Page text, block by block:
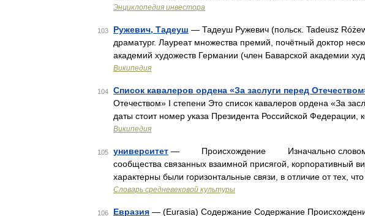
Энциклопедия инвестора
103 Ружевич, Тадеуш — Тадеуш Ружевич (польск. Tadeusz
драматург. Лауреат множества премий, почётный доктор
академий художеств Германии (член Баварской академии
Википедия
104 Список кавалеров ордена «За заслуги перед
Отечеством» I степени Это список кавалеров ордена «За
даты стоит номер указа Президента Российской Федерации,
Википедия
105 университет — Происхождение Изначально словом
сообщества связанных взаимной присягой, корпоративный
характерны были горизонтальные связи, в отличие от тех,
Словарь средневековой культуры
106 Евразия — (Eurasia) Содержание Содержание